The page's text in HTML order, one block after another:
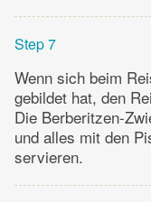
Step 7
Wenn sich beim
gebildet hat, den
Die Berberitzen-
und alles mit den
servieren.